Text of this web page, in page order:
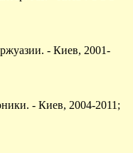
- Киев, 2001-
- Киев, 2004-2011;